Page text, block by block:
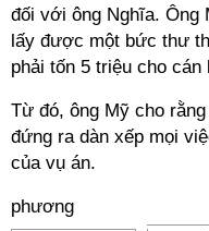
đối với ông Nghĩa. Ông
lấy được một bức thư
phải tốn 5 triệu cho cán
Từ đó, ông Mỹ cho
đứng ra dàn xếp mọi
của vụ án.
phương